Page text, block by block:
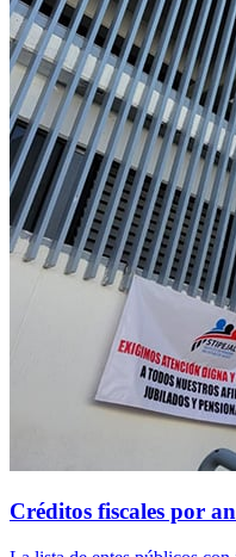
Créditos fiscales por